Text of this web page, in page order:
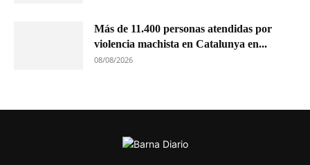
Más de 11.400 personas atendidas por
violencia machista en Catalunya en...
08/08/2026